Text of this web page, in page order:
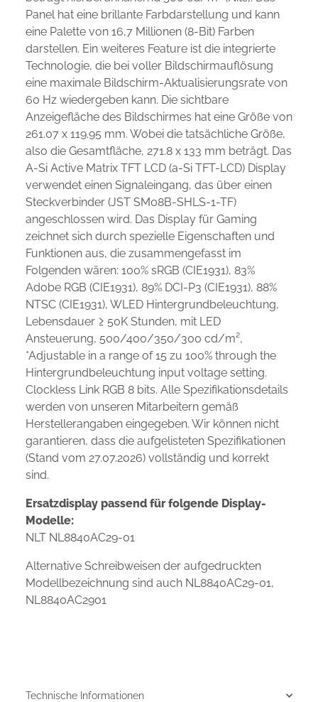
Panel hat eine brillante Farbdarstellung und kann
eine Palette von 16,7 Millionen (8-Bit) Farben
darstellen. Ein weiteres Feature ist die integrierte
Technologie, die bei voller Bildschirmauflösung
eine maximale Bildschirm-Aktualisierungsrate von
60 Hz wiedergeben kann. Die sichtbare
Anzeigefläche des Bildschirmes hat eine Größe von
261.07 x 119.95 mm. Wobei die tatsächliche Größe,
also die Gesamtfläche, 271.8 x 133 mm beträgt. Das
A-Si Active Matrix TFT LCD (a-Si TFT-LCD) Display
verwendet einen Signaleingang, das über einen
Steckverbinder (JST SM08B-SHLS-1-TF)
angeschlossen wird. Das Display für Gaming
zeichnet sich durch spezielle Eigenschaften und
Funktionen aus, die zusammengefasst im
Folgenden wären: 100% sRGB (CIE1931), 83%
Adobe RGB (CIE1931), 89% DCI-P3 (CIE1931), 88%
NTSC (CIE1931), WLED Hintergrundbeleuchtung,
Lebensdauer ≥ 50K Stunden, mit LED
Ansteuerung, 500/400/350/300 cd/m²,
*Adjustable in a range of 15 zu 100% through the
Hintergrundbeleuchtung input voltage setting.
Clockless Link RGB 8 bits. Alle Spezifikationsdetails
werden von unseren Mitarbeitern gemäß
Herstellerangaben eingegeben. Wir können nicht
garantieren, dass die aufgelisteten Spezifikationen
(Stand vom 27.07.2026) vollständig und korrekt
sind.
Ersatzdisplay passend für folgende Display-
Modelle:
NLT NL8840AC29-01
Alternative Schreibweisen der aufgedruckten
Modellbezeichnung sind auch NL8840AC29-01,
NL8840AC2901
Technische Informationen